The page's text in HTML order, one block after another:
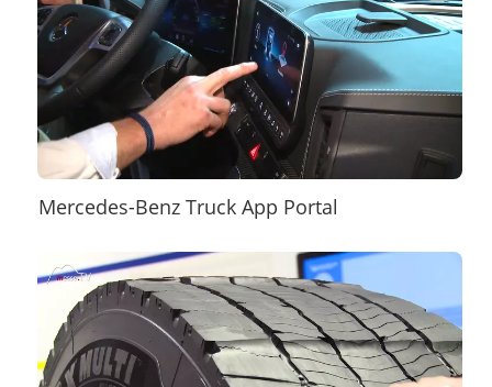
Mercedes-Benz Truck App Portal